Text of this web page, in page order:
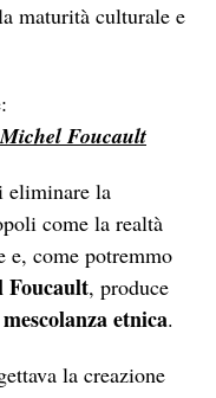
maturità culturale e
Foucault
eliminare la
come la realtà
e, come potremmo
Foucault, produce
mescolanza etnica.
la creazione